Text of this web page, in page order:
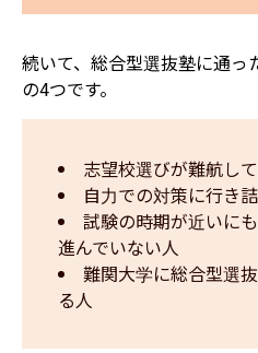
続いて、総合型選抜塾に通っ
の4つです。
志望校選びが難航し
自力での対策に行き
試験の時期が近いに
進んでいない人
難関大学に総合型選
る人